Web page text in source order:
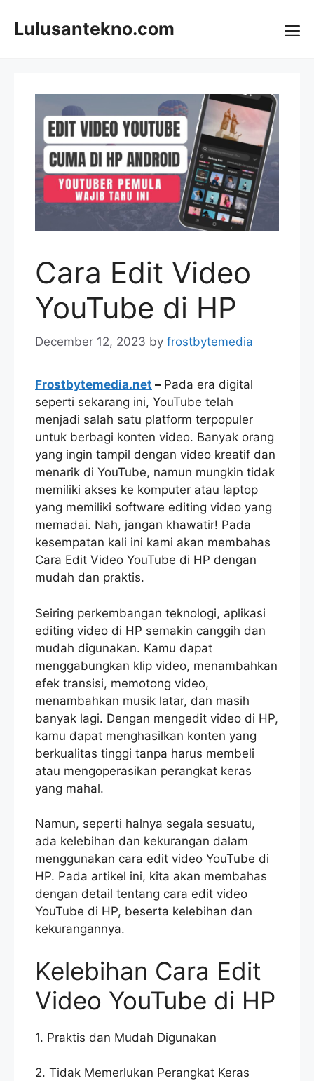
Lulusantekno.com
Cara Edit Video
YouTube di HP
December 12, 2023 by frostbytemedia
Frostbytemedia.net – Pada era digital
seperti sekarang ini, YouTube telah
menjadi salah satu platform terpopuler
untuk berbagi konten video. Banyak orang
yang ingin tampil dengan video kreatif dan
menarik di YouTube, namun mungkin tidak
memiliki akses ke komputer atau laptop
yang memiliki software editing video yang
memadai. Nah, jangan khawatir! Pada
kesempatan kali ini kami akan membahas
Cara Edit Video YouTube di HP dengan
mudah dan praktis.
Seiring perkembangan teknologi, aplikasi
editing video di HP semakin canggih dan
mudah digunakan. Kamu dapat
menggabungkan klip video, menambahkan
efek transisi, memotong video,
menambahkan musik latar, dan masih
banyak lagi. Dengan mengedit video di HP,
kamu dapat menghasilkan konten yang
berkualitas tinggi tanpa harus membeli
atau mengoperasikan perangkat keras
yang mahal.
Namun, seperti halnya segala sesuatu,
ada kelebihan dan kekurangan dalam
menggunakan cara edit video YouTube di
HP. Pada artikel ini, kita akan membahas
dengan detail tentang cara edit video
YouTube di HP, beserta kelebihan dan
kekurangannya.
Kelebihan Cara Edit
Video YouTube di HP
1. Praktis dan Mudah Digunakan
2. Tidak Memerlukan Perangkat Keras